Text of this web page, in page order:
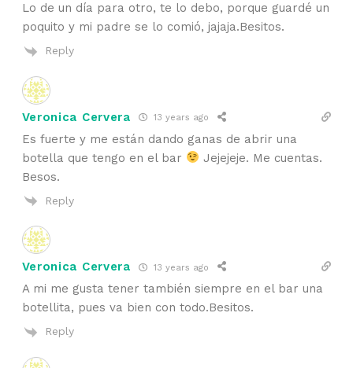
Lo de un día para otro, te lo debo, porque guardé un
poquito y mi padre se lo comió, jajaja.Besitos.
Reply
Veronica Cervera 13 years ago
Es fuerte y me están dando ganas de abrir una
botella que tengo en el bar
Jejejeje. Me cuentas.
Besos.
Reply
Veronica Cervera 13 years ago
A mi me gusta tener también siempre en el bar una
botellita, pues va bien con todo.Besitos.
Reply